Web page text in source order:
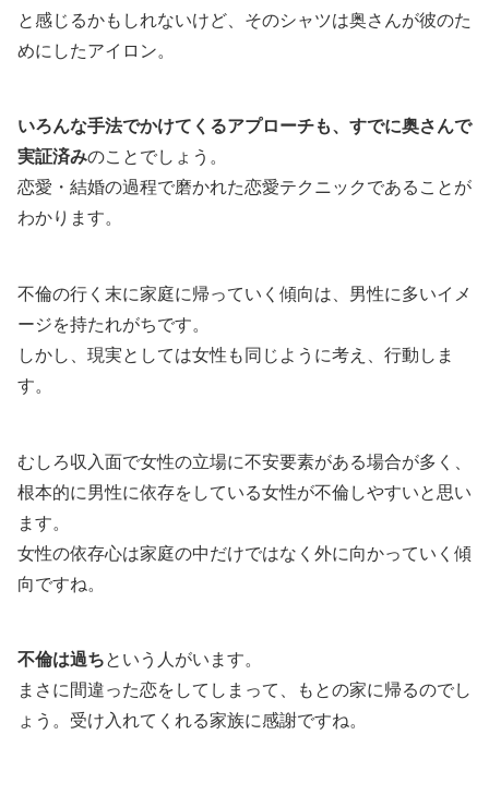
と感じるかもしれないけど、そのシャツは奥さんが彼のた
めにしたアイロン。
いろんな手法でかけてくるアプローチも、すでに奥さんで
実証済みのことでしょう。
恋愛・結婚の過程で磨かれた恋愛テクニックであることが
わかります。
不倫の行く末に家庭に帰っていく傾向は、男性に多いイメ
ージを持たれがちです。
しかし、現実としては女性も同じように考え、行動しま
す。
むしろ収入面で女性の立場に不安要素がある場合が多く、
根本的に男性に依存をしている女性が不倫しやすいと思い
ます。
女性の依存心は家庭の中だけではなく外に向かっていく傾
向ですね。
不倫は過ちという人がいます。
まさに間違った恋をしてしまって、もとの家に帰るのでし
ょう。受け入れてくれる家族に感謝ですね。